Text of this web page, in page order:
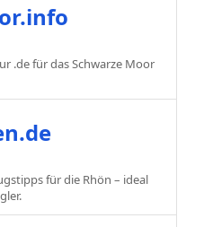
.de für das Schwarze Moor
für die Rhön – ideal